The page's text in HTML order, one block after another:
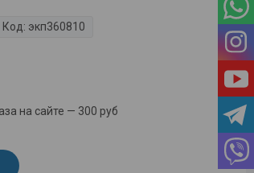
Код: экп360810
на сайте — 300 руб